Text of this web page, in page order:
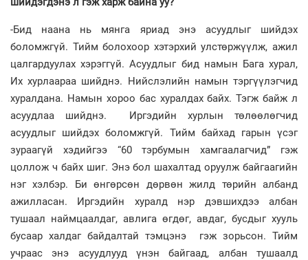
-Бид наана нь мянга яриад энэ асуудлыг шийдэх
боломжгүй. Тийм болохоор хэтэрхий улстөржүүлж, ажил
цалгардуулах хэрэггүй. Асуудлыг бид намын Бага хурал,
Их хурлаараа шийднэ. Нийслэлийн намын тэргүүлэгчид
хуралдана. Намын хороо бас хуралдах байх. Тэгж байж л
асуудлаа шийднэ. Иргэдийн хурлын төлөөлөгчид
асуудлыг шийдэх боломжгүй. Тийм байхад гарын үсэг
зураагүй хэдийгээ “60 тэрбумын хамгаалагчид” гэж
цоллож ч байх шиг. Энэ бол шахалтад оруулж байгаагийн
нэг хэлбэр. Би өнгөрсөн дөрвөн жилд төрийн албанд
ажилласан. Иргэдийн хуралд нэр дэвшихдээ албан
тушаал наймцаалдаг, авлига өгдөг, авдаг, бусдыг хууль
бусаар халдаг байдалтай тэмцэнэ гэж зорьсон. Тийм
учраас энэ асуудлууд үнэн байгаад, албан тушаалд